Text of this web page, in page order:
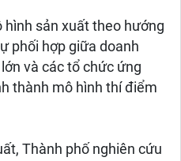
sản xuất theo hướng
phối hợp giữa doanh
và các tổ chức ứng
thành mô hình thí điểm
Thành phố nghiên cứu